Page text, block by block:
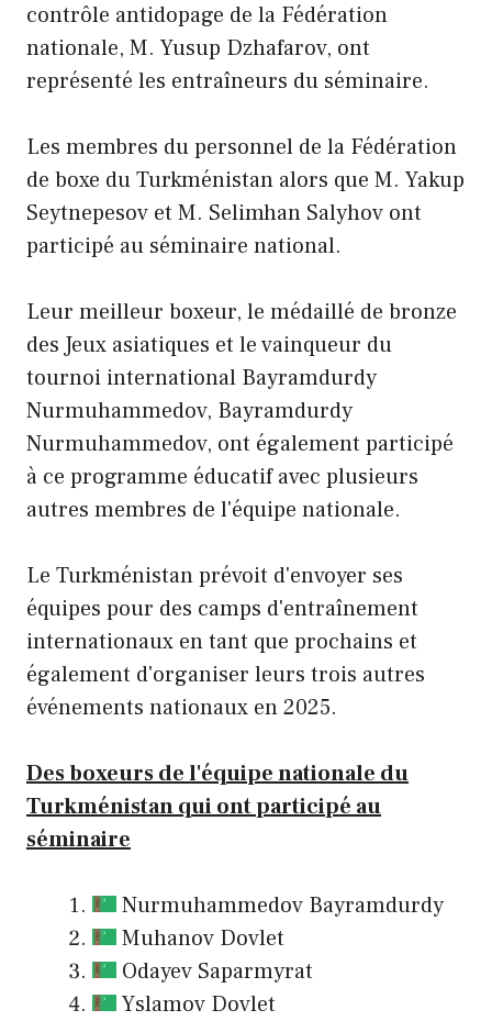
contrôle antidopage de la Fédération
nationale, M. Yusup Dzhafarov, ont
représenté les entraîneurs du séminaire.
Les membres du personnel de la Fédération
de boxe du Turkménistan alors que M. Yakup
Seytnepesov et M. Selimhan Salyhov ont
participé au séminaire national.
Leur meilleur boxeur, le médaillé de bronze
des Jeux asiatiques et le vainqueur du
tournoi international Bayramdurdy
Nurmuhammedov, Bayramdurdy
Nurmuhammedov, ont également participé
à ce programme éducatif avec plusieurs
autres membres de l'équipe nationale.
Le Turkménistan prévoit d'envoyer ses
équipes pour des camps d'entraînement
internationaux en tant que prochains et
également d'organiser leurs trois autres
événements nationaux en 2025.
Des boxeurs de l'équipe nationale du
Turkménistan qui ont participé au
séminaire
Nurmuhammedov Bayramdurdy
Muhanov Dovlet
Odayev Saparmyrat
Yslamov Dovlet